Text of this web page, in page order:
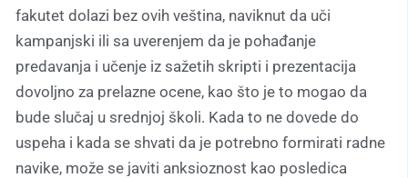
fakutet dolazi bez ovih veština, naviknut da uči
kampanjski ili sa uverenjem da je pohađanje
predavanja i učenje iz sažetih skripti i prezentacija
dovoljno za prelazne ocene, kao što je to mogao da
bude slučaj u srednjoj školi. Kada to ne dovede do
uspeha i kada se shvati da je potrebno formirati radne
navike, može se javiti anksioznost kao posledica